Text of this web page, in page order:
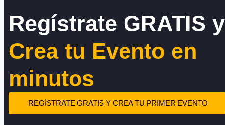
Regístrate GRATIS y
Crea tu Evento en
minutos
REGÍSTRATE GRATIS Y CREA TU PRIMER EVENTO